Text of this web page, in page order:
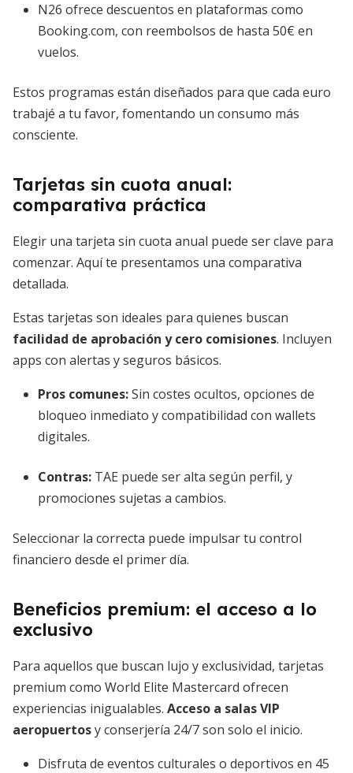
N26 ofrece descuentos en plataformas como
Booking.com, con reembolsos de hasta 50€ en
vuelos.
Estos programas están diseñados para que cada euro
trabajé a tu favor, fomentando un consumo más
consciente.
Tarjetas sin cuota anual:
comparativa práctica
Elegir una tarjeta sin cuota anual puede ser clave para
comenzar. Aquí te presentamos una comparativa
detallada.
Estas tarjetas son ideales para quienes buscan
facilidad de aprobación y cero comisiones. Incluyen
apps con alertas y seguros básicos.
Pros comunes:Sin costes ocultos, opciones de
bloqueo inmediato y compatibilidad con wallets
digitales.
Contras: TAE puede ser alta según perfil, y
promociones sujetas a cambios.
Seleccionar la correcta puede impulsar tu control
financiero desde el primer día.
Beneficios premium: el acceso a lo
exclusivo
Para aquellos que buscan lujo y exclusividad, tarjetas
premium como World Elite Mastercard ofrecen
experiencias inigualables. Acceso a salas VIP
aeropuertosy conserjería 24/7 son solo el inicio.
Disfruta de eventos culturales o deportivos en 45